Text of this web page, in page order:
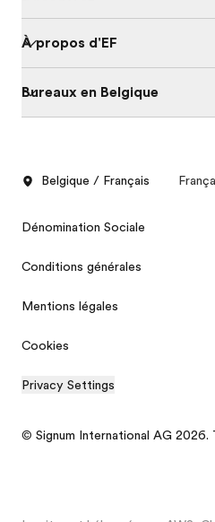
À propos d'EF
Bureaux en Belgique
Belgique / Français
Dénomination Sociale
Conditions générales
Mentions légales
Cookies
Privacy Settings
© Signum International AG 2026.